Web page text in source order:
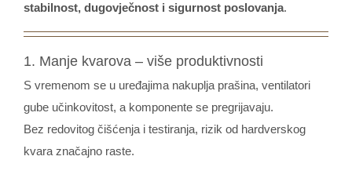
stabilnost, dugovječnost i sigurnost poslovanja.
1. Manje kvarova – više produktivnosti
S vremenom se u uređajima nakuplja prašina, ventilatori
gube učinkovitost, a komponente se pregrijavaju.
Bez redovitog čišćenja i testiranja, rizik od hardverskog
kvara značajno raste.